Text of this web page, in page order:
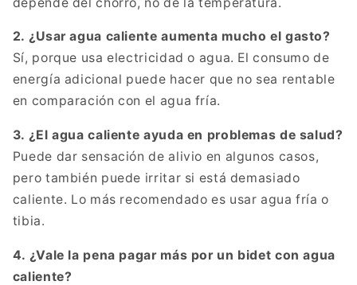
2. ¿Usar agua caliente aumenta mucho el gasto?
Sí, porque usa electricidad o agua. El consumo de
energía adicional puede hacer que no sea rentable
en comparación con el agua fría.
3. ¿El agua caliente ayuda en problemas de salud?
Puede dar sensación de alivio en algunos casos,
pero también puede irritar si está demasiado
caliente. Lo más recomendado es usar agua fría o
tibia.
4. ¿Vale la pena pagar más por un bidet con agua
caliente?